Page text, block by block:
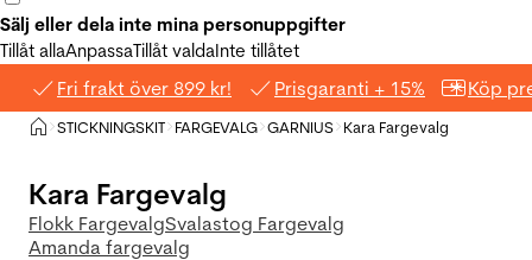
Sälj eller dela inte mina personuppgifter
Tillåt allaAnpassaTillåt valdaInte tillåtet
Fri frakt över 899 kr! Prisgaranti + 15% Köp
Hem
>STICKNINGSKIT >FARGEVALG >GARNIUS >Kara Fargevalg
Kara Fargevalg
Flokk FargevalgSvalastog Fargevalg
Amanda fargevalg